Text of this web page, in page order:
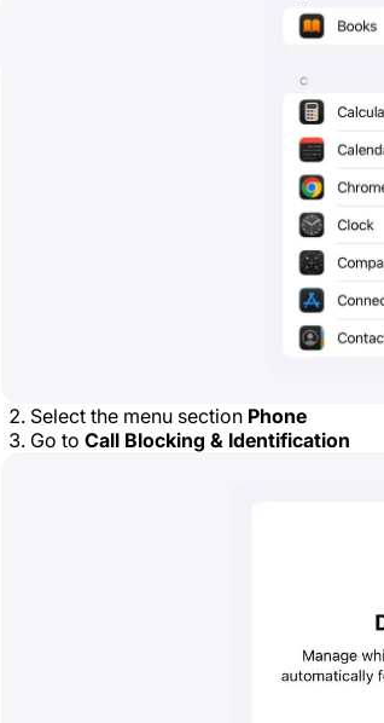
Select the menu section Phone
Go to Call Blocking & Identification